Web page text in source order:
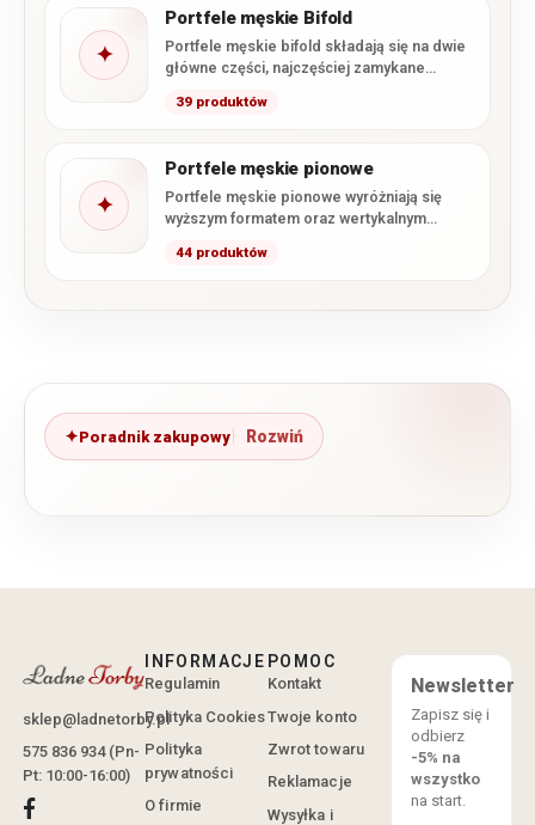
✦
Portfele męskie Bifold
Portfele męskie bifold składają się na dwie
główne części, najczęściej zamykane
39 produktów
✦
Portfele męskie pionowe
Portfele męskie pionowe wyróżniają się
wyższym formatem oraz wertykalnym
znajdują…
44 produktów
Poradnik zakupowy
sklep@ladnetorby.pl
575 836 934 (Pn-
Pt: 10:00-16:00)
INFORMACJE
Regulamin
Polityka Cookies
Polityka
prywatności
O firmie
POMOC
Kontakt
Twoje konto
Zwrot towaru
Reklamacje
Wysyłka i
Newsletter
Zapisz się i
odbierz
-5% na
wszystko
na start.